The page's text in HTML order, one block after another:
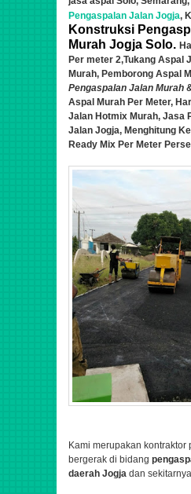
Pengaspalan Jalan Jogja,
Konstruksi
Murah Jogja Solo.
Per meter 2,Tukang Aspal
Murah, Pemborong Aspal
Pengaspalan Jalan Murah
Aspal Murah Per Meter,
Jalan Hotmix Murah, Jasa
Jalan Jogja, Menghitung
Ready Mix Per Meter
Kami merupakan kontraktor
bergerak di bidang
daerah Jogja dan